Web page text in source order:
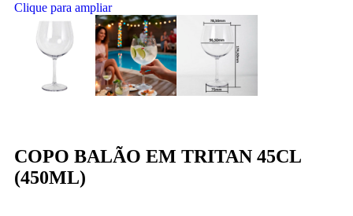
Clique para ampliar
COPO BALÃO EM TRITAN 45CL
(450ML)